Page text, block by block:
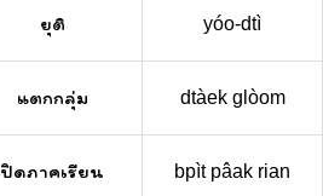
ยุติ yóo-dtì
แตกกลุ่ม dtàek glòom
ปิดภาคเรียน bpìt pâak rian